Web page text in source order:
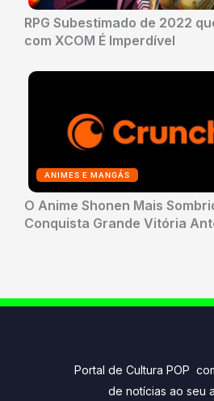
RPG Subestimado de 2022
com XCOM É Imperdível
ANIMES E MANGÁS
O Anime Shonen Mais
Conquista Grande Vitória
Portal de Cultura POP
de notícias ao seu